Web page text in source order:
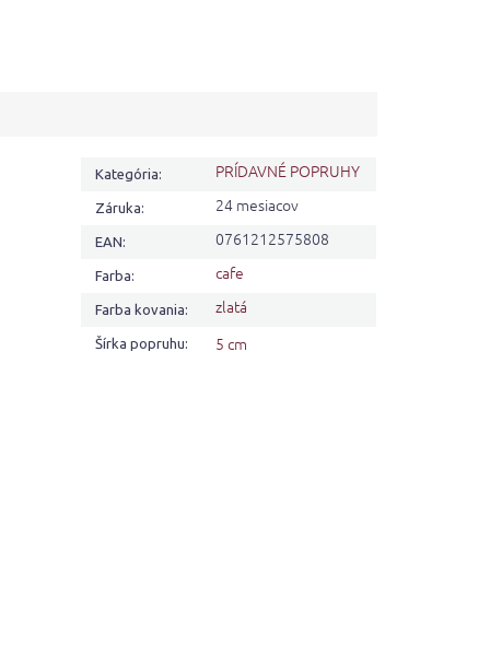
Kategória: PRÍDAVNÉ POPRUHY
Záruka: 24 mesiacov
EAN: 0761212575808
Farba: cafe
Farba kovania: zlatá
Šírka popruhu: 5 cm